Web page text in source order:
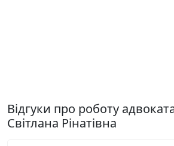
Відгуки про роботу
Світлана Рінатівна